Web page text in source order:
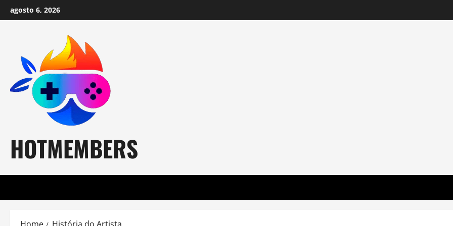
Skip
to
agosto 6, 2026
HOTMEMBERS